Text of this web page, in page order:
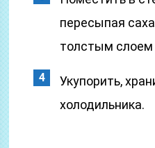
пересыпая
толстым
Укупорить,
холодильника.